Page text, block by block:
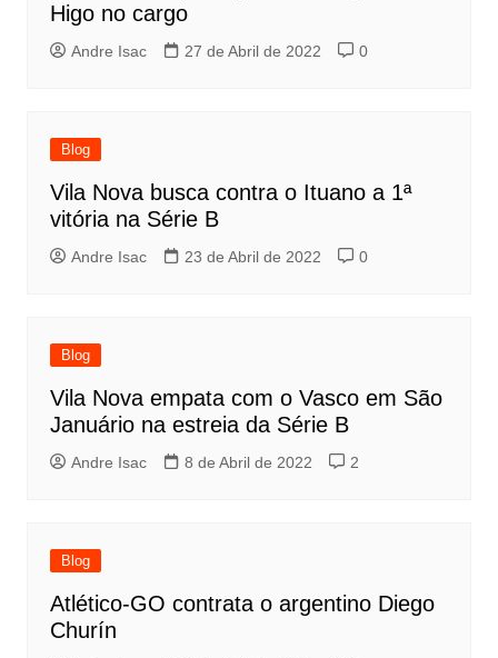
Higo no cargo
Andre Isac 27 de Abril de 2022 0
Blog
Vila Nova busca contra o Ituano a 1ª
vitória na Série B
Andre Isac 23 de Abril de 2022 0
Blog
Vila Nova empata com o Vasco em São
Januário na estreia da Série B
Andre Isac 8 de Abril de 2022 2
Blog
Atlético-GO contrata o argentino Diego
Churín